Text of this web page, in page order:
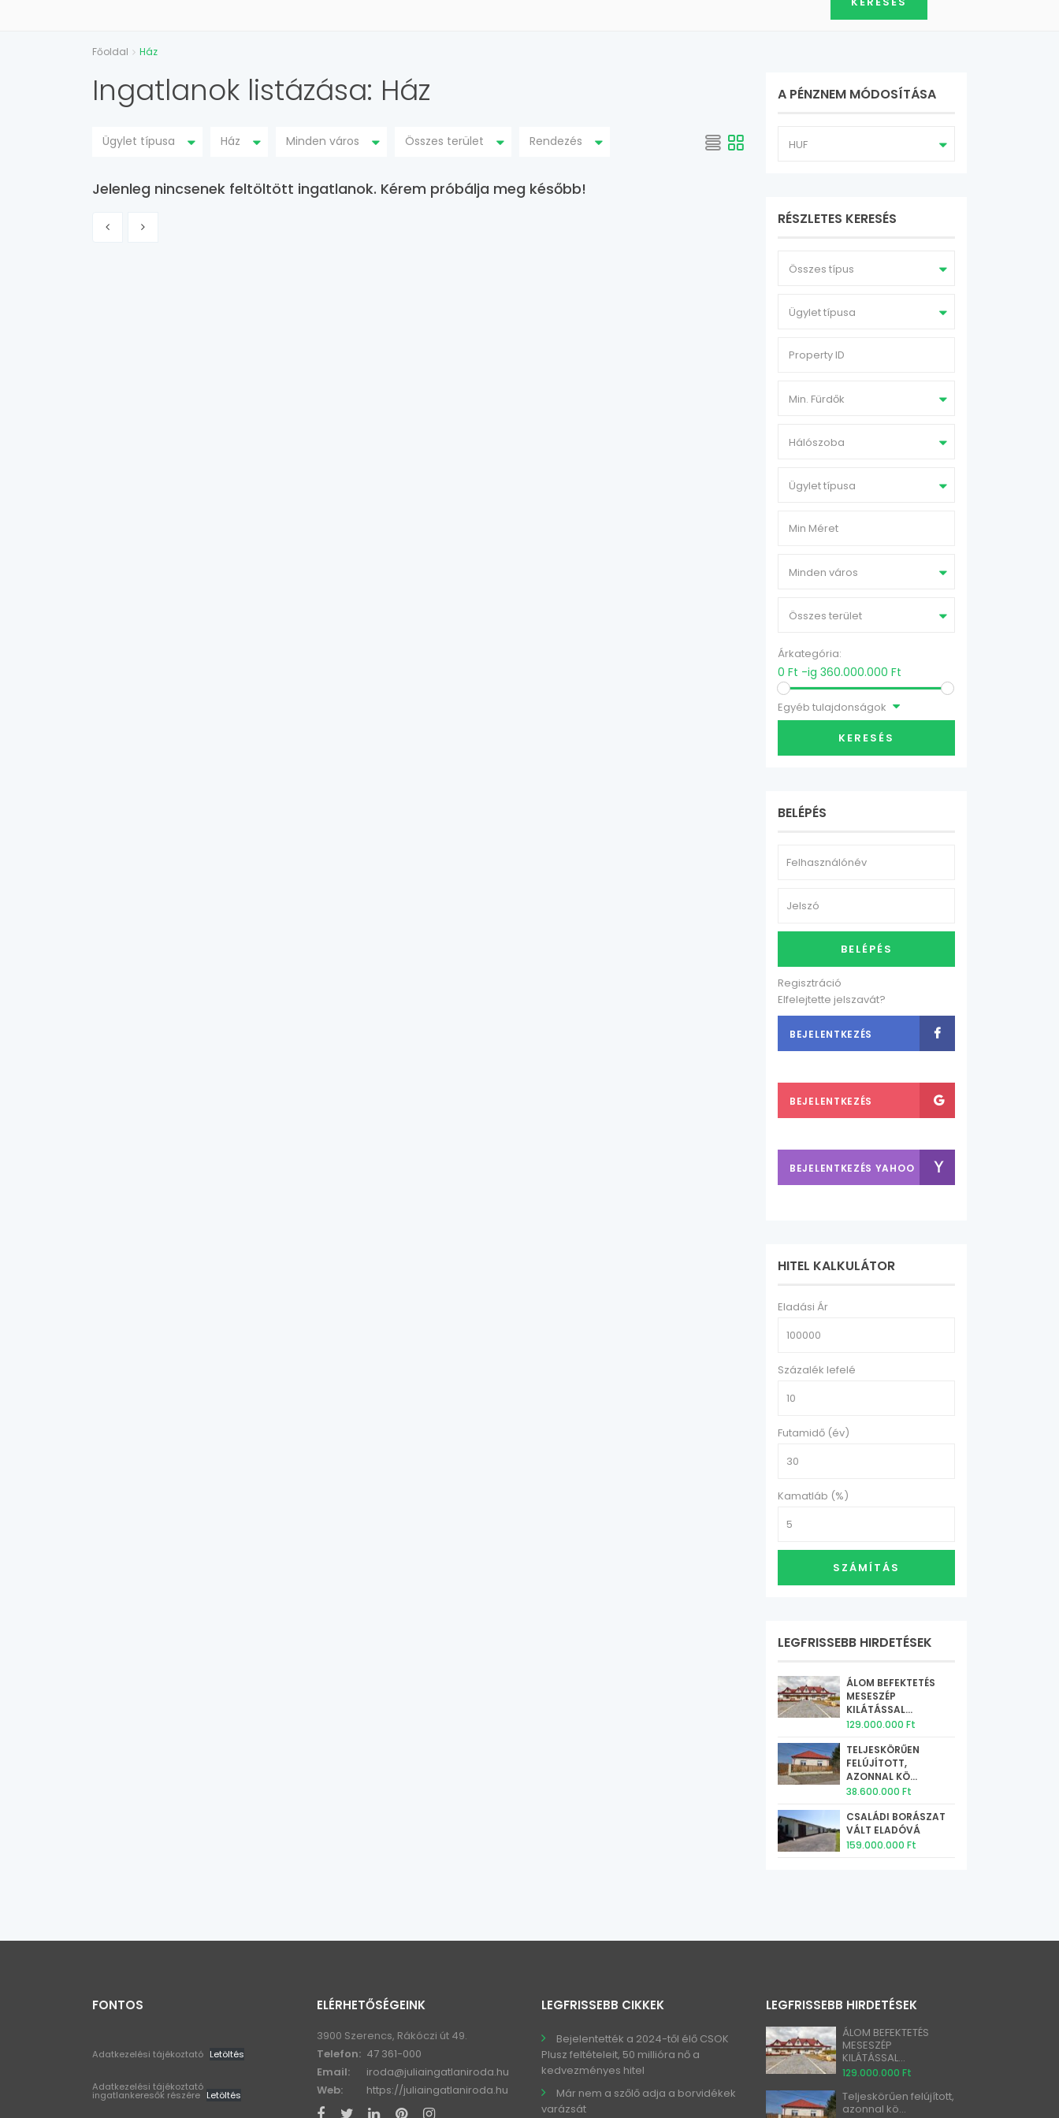
Főoldal Ház
Ingatlanok listázása: Ház
Ügylet típusa Ház Minden város Összes terület Rendezés
Jelenleg nincsenek feltöltött ingatlanok. Kérem próbálja meg később!
A PÉNZNEM MÓDOSÍTÁSA
HUF
RÉSZLETES KERESÉS
Összes típus
Ügylet típusa
Min. Fürdők
Hálószoba
Ügylet típusa
Minden város
Összes terület
Árkategória:
0 Ft -ig 360.000.000 Ft
Egyéb tulajdonságok
KERESÉS
BELÉPÉS
BELÉPÉS
Regisztráció
Elfelejtette jelszavát?
BEJELENTKEZÉS
BEJELENTKEZÉS
BEJELENTKEZÉS YAHOO
HITEL KALKULÁTOR
Eladási Ár
Százalék lefelé
Futamidő (év)
Kamatláb (%)
SZÁMÍTÁS
LEGFRISSEBB HIRDETÉSEK
ÁLOM BEFEKTETÉS
MESESZÉP
KILÁTÁSSAL...
129.000.000 Ft
TELJESKÖRŰEN
FELÚJÍTOTT,
AZONNAL KÖ...
38.600.000 Ft
CSALÁDI BORÁSZAT
VÁLT ELADÓVÁ
159.000.000 Ft
FONTOS
Adatkezelési tájékoztató Letöltés
Adatkezelési tájékoztató
ingatlankeresők részére Letöltés
ELÉRHETŐSÉGEINK
3900 Szerencs, Rákóczi út 49.
Telefon: 47 361-000
Email:
iroda@juliaingatlaniroda.hu
Web:
https://juliaingatlaniroda.hu
LEGFRISSEBB CIKKEK
Bejelentették a 2024-től élő CSOK
Plusz feltételeit, 50 millióra nő a
kedvezményes hitel
Már nem a szőlő adja a borvidékek
varázsát
LEGFRISSEBB HIRDETÉSEK
ÁLOM BEFEKTETÉS
MESESZÉP
KILÁTÁSSAL...
129.000.000 Ft
Teljeskörűen felújított,
azonnal kö...